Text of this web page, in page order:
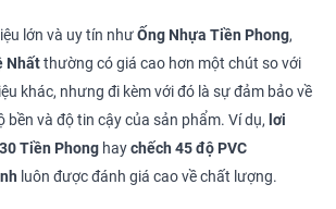
lớn và uy tín nhưỐng Nhựa Tiền Phong,
Nhấtthường có giá cao hơn một chút so với
khác, nhưng đi kèm với đó là sự đảm bảo về
bền và độ tin cậy của sản phẩm. Ví dụ, lơi
Tiền Phong haychếch 45 độ PVC
luôn được đánh giá cao về chất lượng.